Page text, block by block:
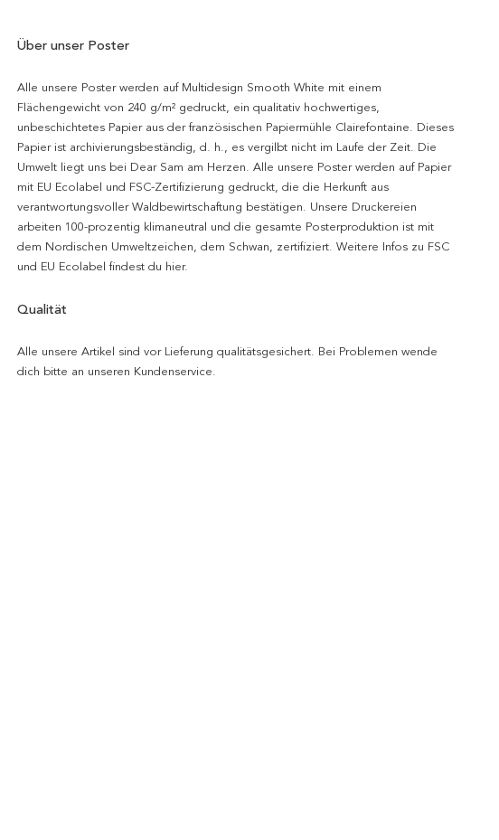
Über unser Poster
Alle unsere Poster werden auf Multidesign Smooth White mit einem
Flächengewicht von 240 g/m² gedruckt, ein qualitativ hochwertiges,
unbeschichtetes Papier aus der französischen Papiermühle Clairefontaine. Dieses
Papier ist archivierungsbeständig, d. h., es vergilbt nicht im Laufe der Zeit. Die
Umwelt liegt uns bei Dear Sam am Herzen. Alle unsere Poster werden auf Papier
mit EU Ecolabel und FSC-Zertifizierung gedruckt, die die Herkunft aus
verantwortungsvoller Waldbewirtschaftung bestätigen. Unsere Druckereien
arbeiten 100-prozentig klimaneutral und die gesamte Posterproduktion ist mit
dem Nordischen Umweltzeichen, dem Schwan, zertifiziert. Weitere Infos zu FSC
und EU Ecolabel findest du hier.
Qualität
Alle unsere Artikel sind vor Lieferung qualitätsgesichert. Bei Problemen wende
dich bitte an unseren Kundenservice.